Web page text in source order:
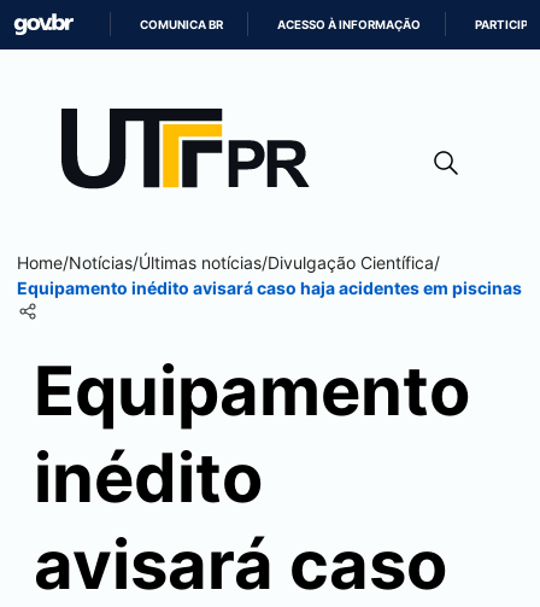
CONTEÚDO
COMUNICA BR ACESSO À INFORMAÇÃO PARTICIPE
Home/Notícias/Últimas notícias/Divulgação Científica/
Equipamento inédito avisará caso haja acidentes em piscinas
Equipamento
inédito
avisará caso